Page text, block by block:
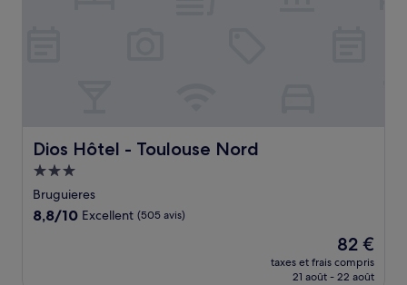
Dios Hôtel - Toulouse Nord
Dios Hôtel - Toulouse Nord
Hébergement
3.0 étoiles
Bruguieres
8.8
8,8/10 Excellent (505 avis)
Le
nouveau
prix
82 €
taxes et frais compris
21 août - 22 août